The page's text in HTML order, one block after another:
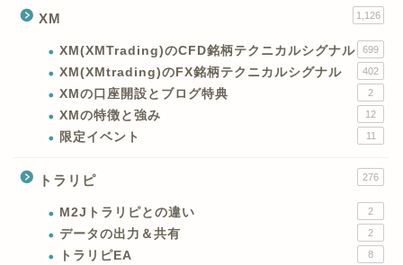
XM 1,126
XM(XMTrading)のCFD銘柄テクニカルシグナル 699
XM(XMtrading)のFX銘柄テクニカルシグナル 402
XMの口座開設とブログ特典 2
XMの特徴と強み 12
限定イベント 11
トラリピ 276
M2Jトラリピとの違い 2
データの出力＆共有 2
トラリピEA 8